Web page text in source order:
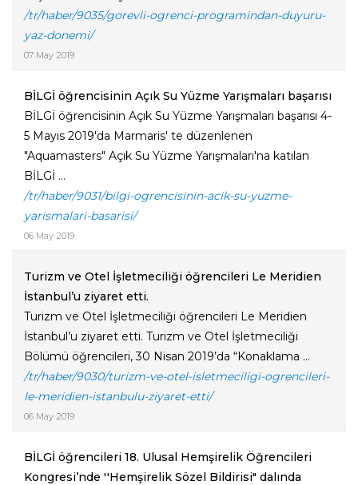
/tr/haber/9035/gorevli-ogrenci-programindan-duyuru-
yaz-donemi/
07 May 2019
BİLGİ öğrencisinin Açık Su Yüzme Yarışmaları başarısı
BİLGİ öğrencisinin Açık Su Yüzme Yarışmaları başarısı 4-
5 Mayıs 2019'da Marmaris' te düzenlenen
"Aquamasters" Açık Su Yüzme Yarışmaları'na katılan
BİLGİ ...
/tr/haber/9031/bilgi-ogrencisinin-acik-su-yuzme-
yarismalari-basarisi/
06 May 2019
Turizm ve Otel İşletmeciliği öğrencileri Le Meridien
İstanbul’u ziyaret etti.
Turizm ve Otel İşletmeciliği öğrencileri Le Meridien
İstanbul’u ziyaret etti. Turizm ve Otel İşletmeciliği
Bölümü öğrencileri, 30 Nisan 2019’da “Konaklama ...
/tr/haber/9030/turizm-ve-otel-isletmeciligi-ogrencileri-
le-meridien-istanbulu-ziyaret-etti/
06 May 2019
​BİLGİ öğrencileri 18. Ulusal Hemşirelik Öğrencileri
Kongresi’nde ''Hemşirelik Sözel Bildirisi" dalında